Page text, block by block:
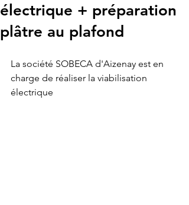
électrique + préparation
plâtre au plafond
La société SOBECA d'Aizenay est en
charge de réaliser la viabilisation
électrique